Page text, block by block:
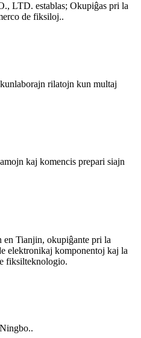
LTD. establas; Okupiĝas pri la
de fiksiloj..
rilatojn kun multaj
kaj komencis prepari siajn
en Tianjin, okupiĝante pri la
elektronikaj komponentoj kaj la
fiksilteknologio.